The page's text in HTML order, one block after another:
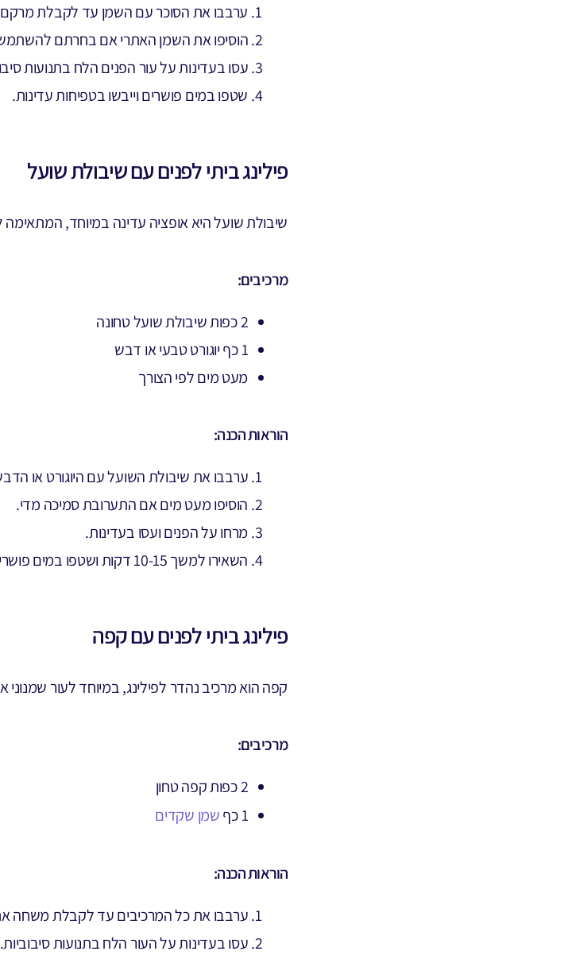
ערבבו את הסוכר עם השמן עד לקבלת
הוסיפו את השמן האתרי אם בחרתם
עסו בעדינות על עור הפנים הלח בתנועות
שטפו במים פושרים וייבשו בטפיחות עדינות.
פילינג ביתי לפנים עם שיבולת שועל
שיבולת שועל היא אופציה עדינה במיוחד, המתאימה
מרכיבים:
2 כפות שיבולת שועל טחונה
1 כף יוגורט טבעי או דבש
מעט מים לפי הצורך
הוראות הכנה:
ערבבו את שיבולת השועל עם היוגורט או
הוסיפו מעט מים אם התערובת סמיכה מדי.
מרחו על הפנים ועסו בעדינות.
השאירו למשך 10-15 דקות ושטפו במים פושרים.
פילינג ביתי לפנים עם קפה
קפה הוא מרכיב נהדר לפילינג, במיוחד לעור שמנוני
מרכיבים:
2 כפות קפה טחון
1 כף
שמן שקדים
הוראות הכנה:
ערבבו את כל המרכיבים עד לקבלת משחה
עסו בעדינות על העור הלח בתנועות סיבוביות.